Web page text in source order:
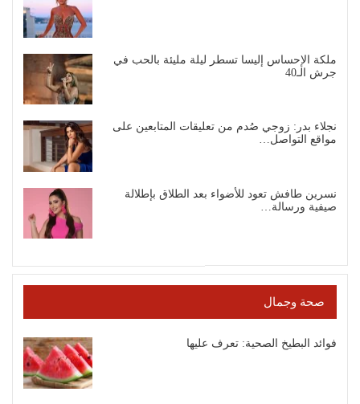
ملكة الإحساس إليسا تسطر ليلة مليئة بالحب في
جرش الـ40
نجلاء بدر: زوجي صُدم من تعليقات المتابعين على
مواقع التواصل…
نسرين طافش تعود للأضواء بعد الطلاق بإطلالة
صيفية ورسالة…
صحة وجمال
فوائد البطيخ الصحية: تعرف عليها